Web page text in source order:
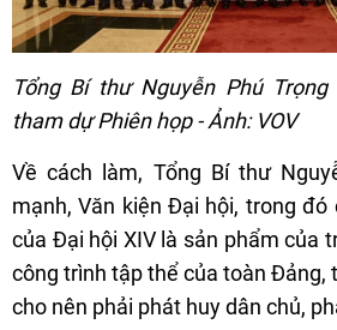
Tổng Bí thư Nguyễn Phú
tham dự Phiên họp - Ảnh: VOV
Về cách làm, Tổng Bí thư
mạnh, Văn kiện Đại hội, trong đó
của Đại hội XIV là sản phẩm của
công trình tập thể của toàn Đảng,
cho nên phải phát huy dân chủ,